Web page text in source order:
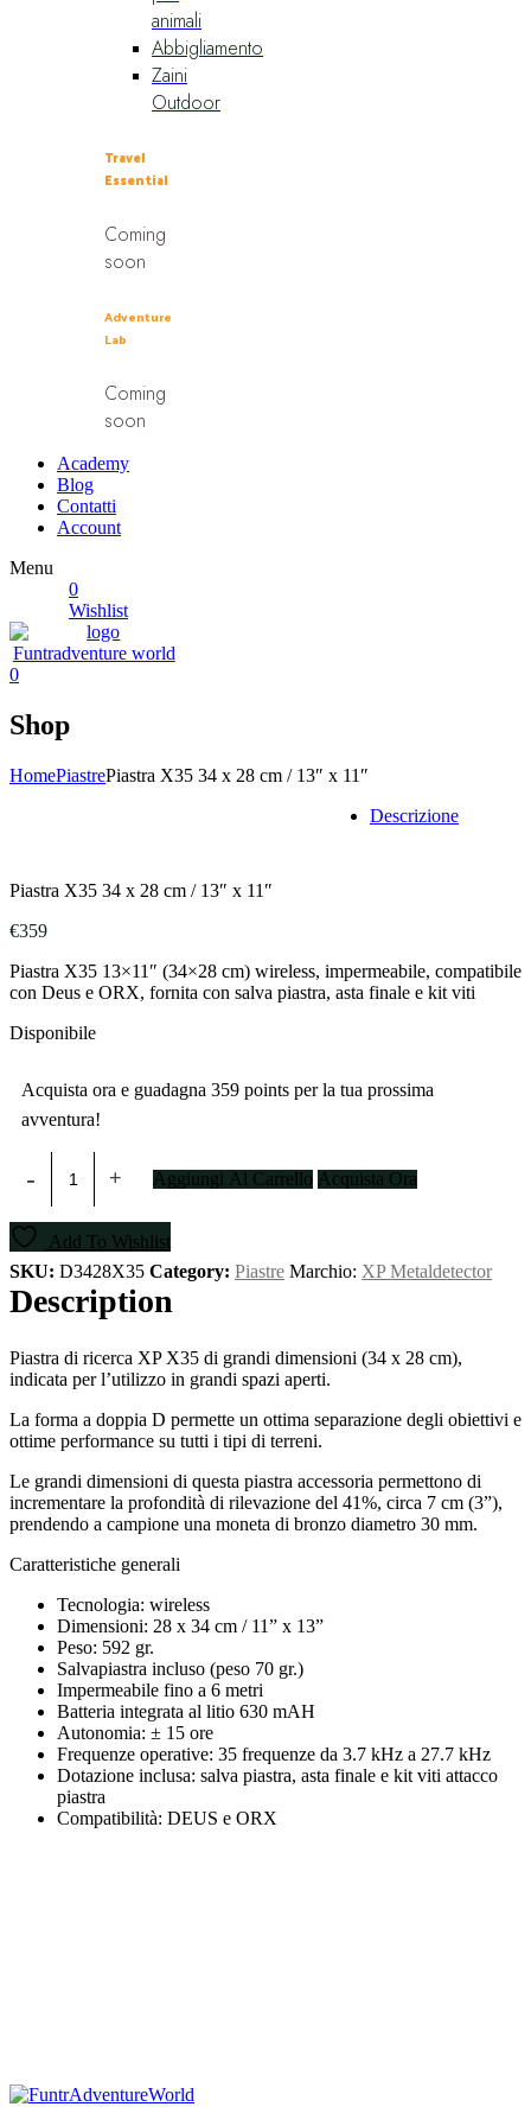
animali
Abbigliamento
Zaini
Outdoor
Travel
Essential
Coming
soon
Adventure
Lab
Coming
soon
Academy
Blog
Contatti
Account
Menu
0
Wishlist
0
Shop
HomePiastrePiastra X35 34 x 28 cm / 13″ x 11″
Piastra X35 34 x 28 cm / 13″ x 11″
€359
Piastra X35 13×11″ (34×28 cm) wireless, impermeabile, compatibile
con Deus e ORX, fornita con salva piastra, asta finale e kit viti
Disponibile
Acquista ora e guadagna 359 points per la tua prossima
avventura!
X35
34
x
28
cm
13"
11"
quantity
Aggiungi Al Carrello Acquista Ora
Add To Wishlist
SKU: D3428X35 Category: Piastre Marchio: XP Metaldetector
Descrizione
Description
Piastra di ricerca XP X35 di grandi dimensioni (34 x 28 cm),
indicata per l’utilizzo in grandi spazi aperti.
La forma a doppia D permette un ottima separazione degli obiettivi e
ottime performance su tutti i tipi di terreni.
Le grandi dimensioni di questa piastra accessoria permettono di
incrementare la profondità di rilevazione del 41%, circa 7 cm (3”),
prendendo a campione una moneta di bronzo diametro 30 mm.
Caratteristiche generali
Tecnologia: wireless
Dimensioni: 28 x 34 cm / 11” x 13”
Peso: 592 gr.
Salvapiastra incluso (peso 70 gr.)
Impermeabile fino a 6 metri
Batteria integrata al litio 630 mAH
Autonomia: ± 15 ore
Frequenze operative: 35 frequenze da 3.7 kHz a 27.7 kHz
Dotazione inclusa: salva piastra, asta finale e kit viti attacco
piastra
Compatibilità: DEUS e ORX